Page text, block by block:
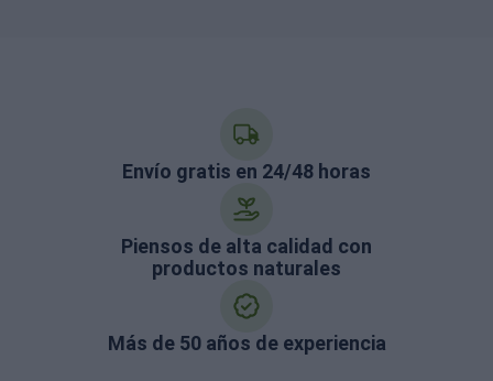
Envío gratis en 24/48 horas
Piensos de alta calidad con
productos naturales
Más de 50 años de experiencia